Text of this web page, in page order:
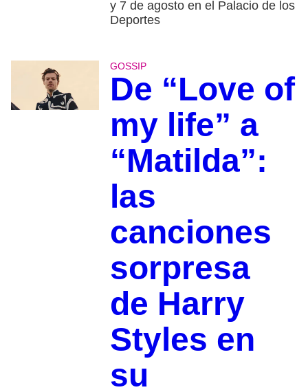
y 7 de agosto en el Palacio de los
Deportes
GOSSIP
De “Love of
my life” a
“Matilda”:
las
canciones
sorpresa
de Harry
Styles en
su